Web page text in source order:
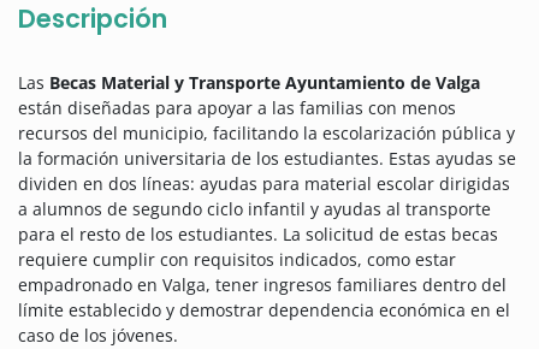
Descripción
Las Becas Material y Transporte Ayuntamiento de Valga
están diseñadas para apoyar a las familias con menos
recursos del municipio, facilitando la escolarización pública y
la formación universitaria de los estudiantes. Estas ayudas se
dividen en dos líneas: ayudas para material escolar dirigidas
a alumnos de segundo ciclo infantil y ayudas al transporte
para el resto de los estudiantes. La solicitud de estas becas
requiere cumplir con requisitos indicados, como estar
empadronado en Valga, tener ingresos familiares dentro del
límite establecido y demostrar dependencia económica en el
caso de los jóvenes.